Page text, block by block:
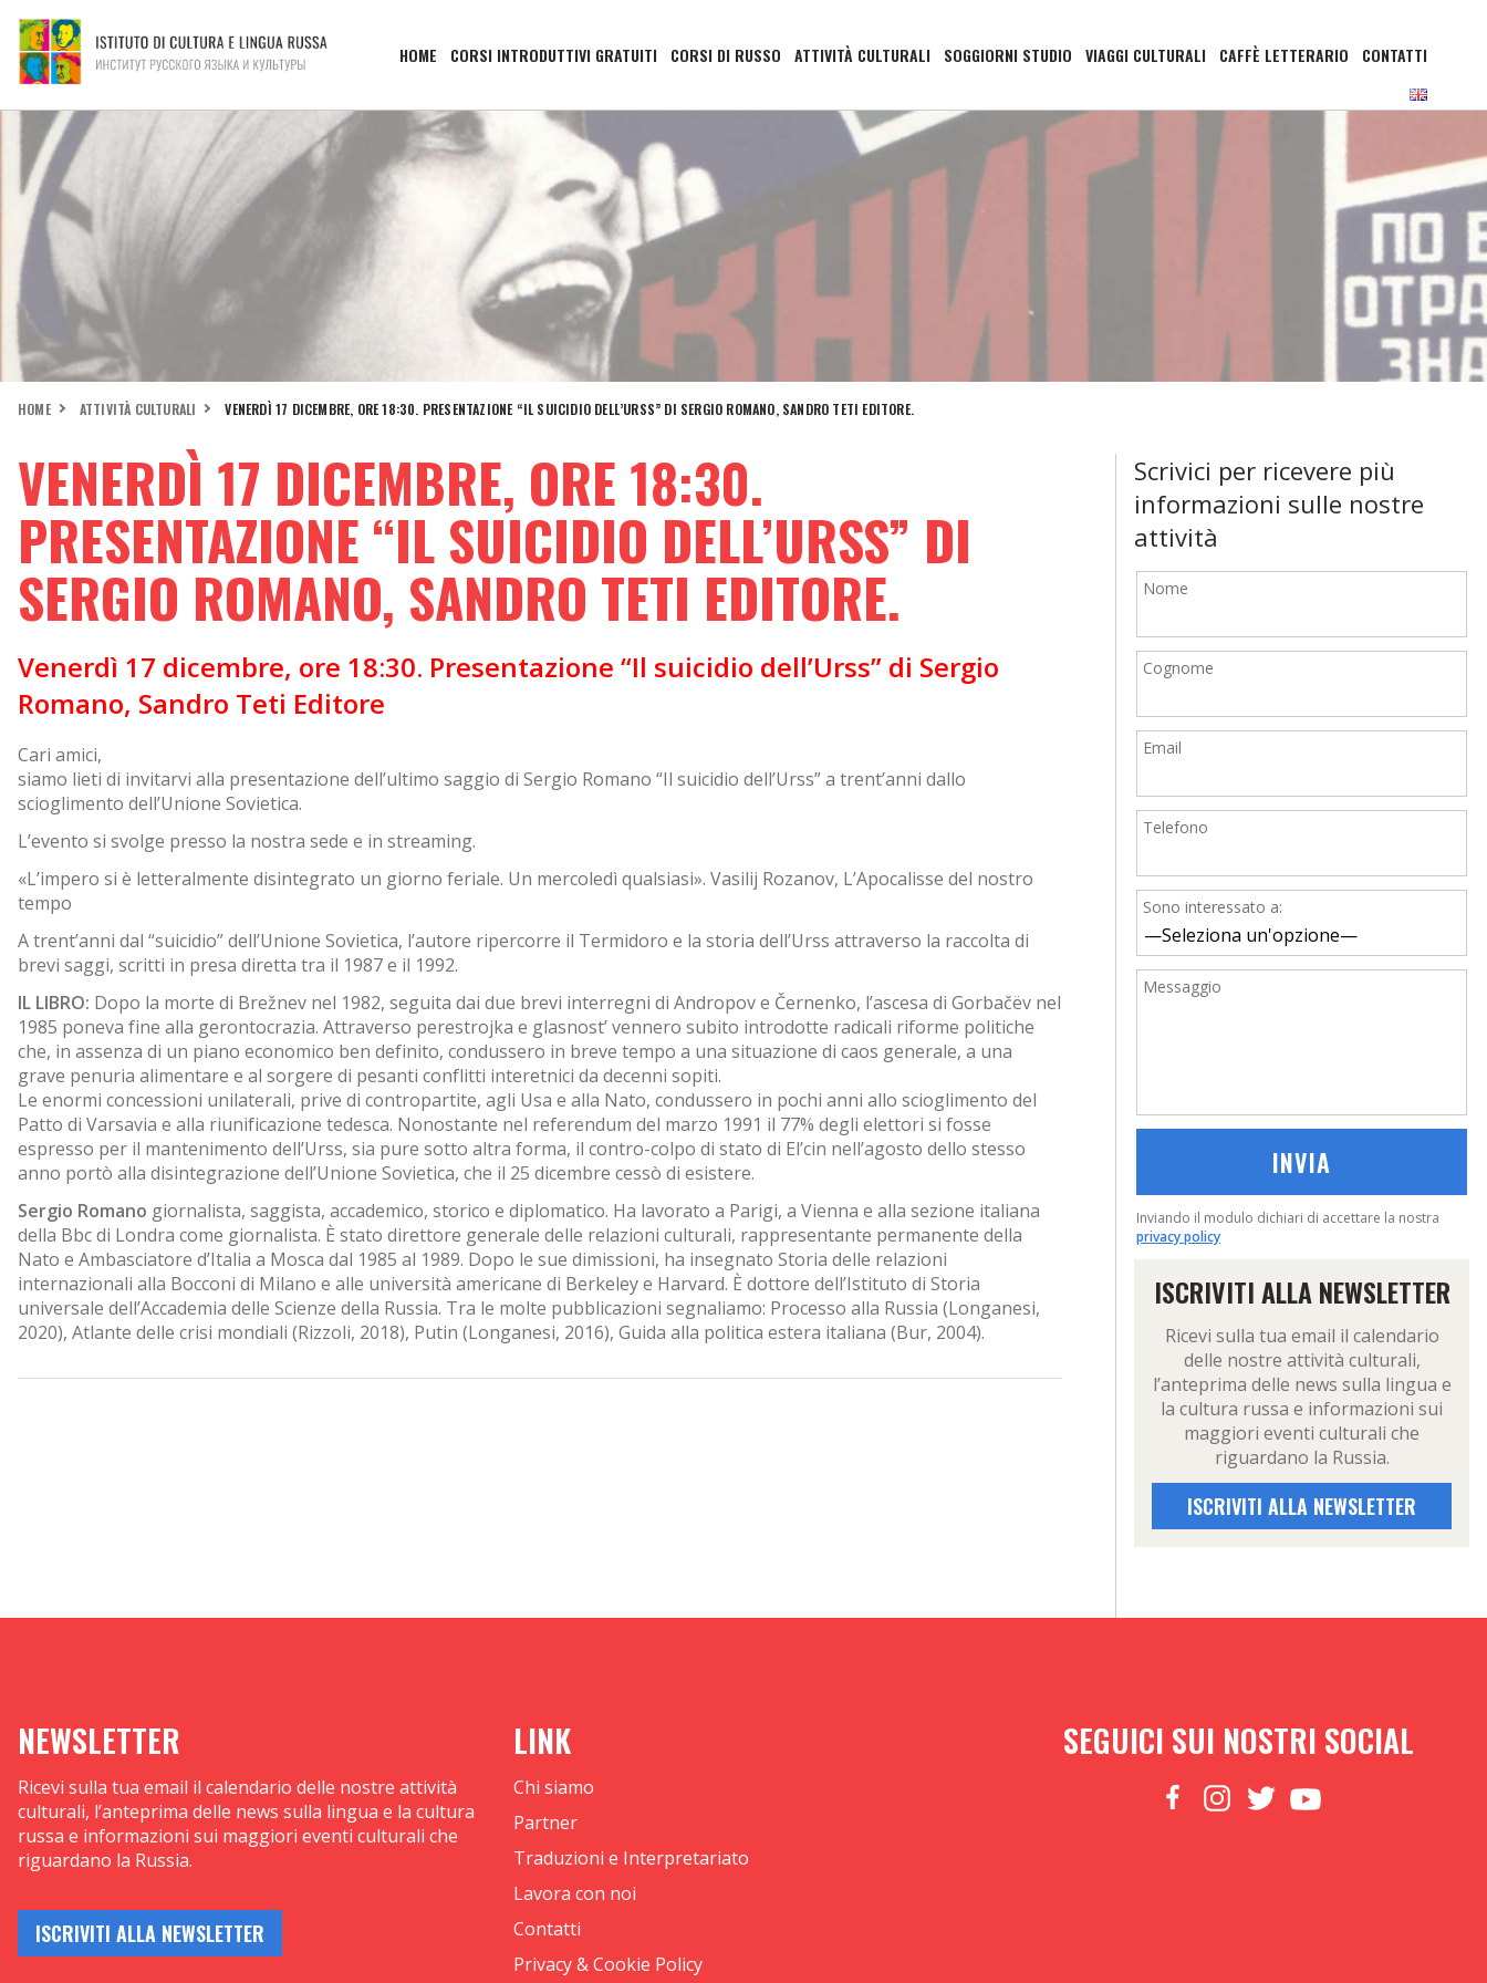
HOME CORSI INTRODUTTIVI GRATUITI CORSI DI RUSSO ATTIVITÀ CULTURALI SOGGIORNI STUDIO VIAGGI CULTURALI CAFFÈ LETTERARIO CONTATTI
HOME ATTIVITÀ CULTURALI VENERDÌ 17 DICEMBRE, ORE 18:30. PRESENTAZIONE “IL SUICIDIO DELL’URSS” DI SERGIO ROMANO, SANDRO TETI EDITORE.
VENERDÌ 17 DICEMBRE, ORE 18:30.
PRESENTAZIONE “IL SUICIDIO DELL’URSS” DI
SERGIO ROMANO, SANDRO TETI EDITORE.
Venerdì 17 dicembre, ore 18:30. Presentazione “Il suicidio dell’Urss” di Sergio
Romano, Sandro Teti Editore
Cari amici,
siamo lieti di invitarvi alla presentazione dell’ultimo saggio di Sergio Romano “Il suicidio dell’Urss” a trent’anni dallo
scioglimento dell’Unione Sovietica.
L’evento si svolge presso la nostra sede e in streaming.
«L’impero si è letteralmente disintegrato un giorno feriale. Un mercoledì qualsiasi». Vasilij Rozanov, L’Apocalisse del nostro
tempo​
A trent’anni dal “suicidio” dell’Unione Sovietica, l’autore ripercorre il Termidoro e la storia dell’Urss attraverso la raccolta di
brevi saggi, scritti in presa diretta tra il 1987 e il 1992.
IL LIBRO: Dopo la morte di Brežnev nel 1982, seguita dai due brevi interregni di Andropov e Černenko, l’ascesa di Gorbačëv nel
1985 poneva fine alla gerontocrazia. Attraverso perestrojka e glasnost’ vennero subito introdotte radicali riforme politiche
che, in assenza di un piano economico ben definito, condussero in breve tempo a una situazione di caos generale, a una
grave penuria alimentare e al sorgere di pesanti conflitti interetnici da decenni sopiti.
Le enormi concessioni unilaterali, prive di contropartite, agli Usa e alla Nato, condussero in pochi anni allo scioglimento del
Patto di Varsavia e alla riunificazione tedesca. Nonostante nel referendum del marzo 1991 il 77% degli elettori si fosse
espresso per il mantenimento dell’Urss, sia pure sotto altra forma, il contro-colpo di stato di El’cin nell’agosto dello stesso
anno portò alla disintegrazione dell’Unione Sovietica, che il 25 dicembre cessò di esistere.
Sergio Romano giornalista, saggista, accademico, storico e diplomatico. Ha lavorato a Parigi, a Vienna e alla sezione italiana
della Bbc di Londra come giornalista. È stato direttore generale delle relazioni culturali, rappresentante permanente della
Nato e Ambasciatore d’Italia a Mosca dal 1985 al 1989. Dopo le sue dimissioni, ha insegnato Storia delle relazioni
internazionali alla Bocconi di Milano e alle università americane di Berkeley e Harvard. È dottore dell’Istituto di Storia
universale dell’Accademia delle Scienze della Russia. Tra le molte pubblicazioni segnaliamo: Processo alla Russia (Longanesi,
2020), Atlante delle crisi mondiali (Rizzoli, 2018), Putin (Longanesi, 2016), Guida alla politica estera italiana (Bur, 2004).
Scrivici per ricevere più
informazioni sulle nostre
attività
Nome
Cognome
Email
Telefono
Sono interessato a:
Messaggio
Inviando il modulo dichiari di accettare la nostra
privacy policy
ISCRIVITI ALLA NEWSLETTER
Ricevi sulla tua email il calendario
delle nostre attività culturali,
l’anteprima delle news sulla lingua e
la cultura russa e informazioni sui
maggiori eventi culturali che
riguardano la Russia.
ISCRIVITI ALLA NEWSLETTER
NEWSLETTER
Ricevi sulla tua email il calendario delle nostre attività
culturali, l’anteprima delle news sulla lingua e la cultura
russa e informazioni sui maggiori eventi culturali che
riguardano la Russia.
ISCRIVITI ALLA NEWSLETTER
LINK
Chi siamo
Partner
Traduzioni e Interpretariato
Lavora con noi
Contatti
Privacy & Cookie Policy
SEGUICI SUI NOSTRI SOCIAL